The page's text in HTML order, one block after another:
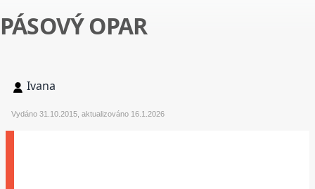
PÁSOVÝ OPAR
Ivana
Vydáno 31.10.2015, aktualizováno 16.1.2026